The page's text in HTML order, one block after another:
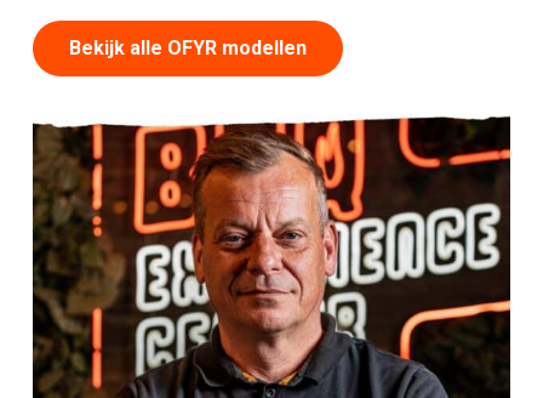
Bekijk alle OFYR modellen